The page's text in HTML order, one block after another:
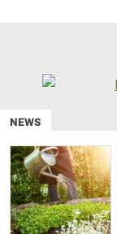
NEWS